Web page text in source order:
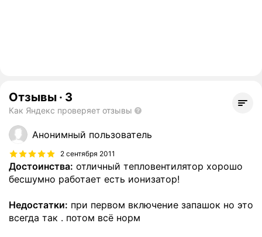
Отзывы · 3
Как Яндекс проверяет отзывы
Анонимный пользователь
2 сентября 2011
Достоинства: отличный тепловентилятор хорошо
бесшумно работает есть ионизатор!
Недостатки: при первом включение запашок но это
всегда так . потом всё норм